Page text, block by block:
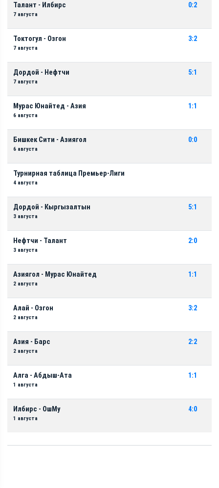
Талант - Илбирс
7 августа
0:2
Токтогул - Озгон
7 августа
3:2
Дордой - Нефтчи
7 августа
5:1
Мурас Юнайтед - Азия
6 августа
1:1
Бишкек Сити - Азиягол
6 августа
0:0
Турнирная таблица Премьер-Лиги
4 августа
Дордой - Кыргызалтын
3 августа
5:1
Нефтчи - Талант
3 августа
2:0
Азиягол - Мурас Юнайтед
2 августа
1:1
Алай - Озгон
2 августа
3:2
Азия - Барс
2 августа
2:2
Алга - Абдыш-Ата
1 августа
1:1
Илбирс - ОшМу
1 августа
4:0